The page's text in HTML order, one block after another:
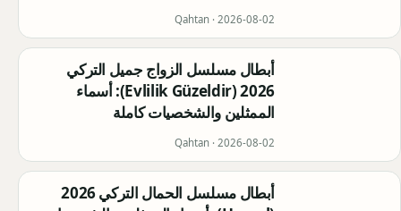
Qahtan · 2026-08-02
أبطال مسلسل الزواج جميل التركي
2026 (Evlilik Güzeldir): أسماء
الممثلين والشخصيات كاملة
Qahtan · 2026-08-02
أبطال مسلسل الحمال التركي 2026